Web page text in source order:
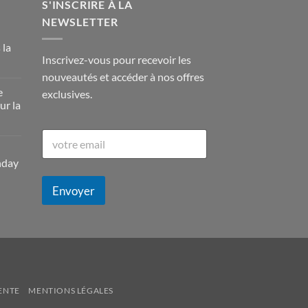
la
la
S'INSCRIRE À LA
NEWSLETTER
Inscrivez-vous pour recevoir les
nouveautés et accéder à nos offres
exclusives.
E
m
a
Envoyer
MENTIONS LÉGALES